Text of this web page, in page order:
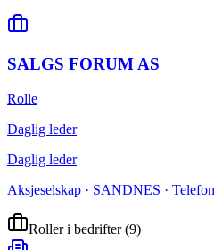
SALGS FORUM AS
Rolle
Daglig leder
Daglig leder
Aksjeselskap · SANDNES ·
Roller i bedrifter(9)